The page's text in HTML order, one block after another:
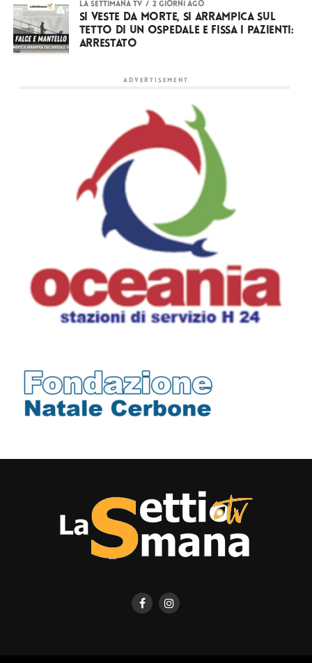
LA SETTIMANA TV 2 giorni ago
Si veste da Morte, si arrampica sul
tetto di un ospedale e fissa i pazienti:
arrestato
ADVERTISEMENT